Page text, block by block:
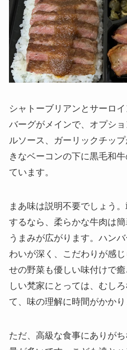
シャトーブリアンとサーロ
バーグがメインで、オプシ
ルソース、ガーリックチッ
きなベーコンの下に黒毛和
ています。
まあ味は説明不要でしょう
するなら、柔らかな牛肉は
うまみが広がります。ハン
わいが深く、こだわりが感
せの野菜も優しい味付けで
しい梵家にとっては、むし
て、味の理解に時間がかかり
ただ、高級な食事にありが